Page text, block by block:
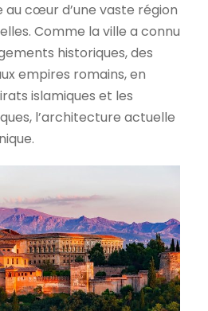
cœur d’une vaste région
Comme la ville a connu
historiques, des
empires romains, en
islamiques et les
l’architecture actuelle